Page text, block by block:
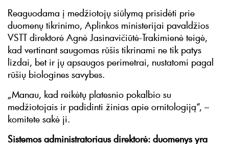
Reaguodama į medžiotojų siūlymą prisidėti prie
duomenų tikrinimo, Aplinkos ministerijai pavaldžios
VSTT direktorė Agnė Jasinavičiūtė-Trakimienė teigė,
kad vertinant saugomas rūšis tikrinami ne tik patys
lizdai, bet ir jų apsaugos perimetrai, nustatomi pagal
rūšių biologines savybes.
„Manau, kad reikėtų platesnio pokalbio su
medžiotojais ir padidinti žinias apie ornitologiją“, –
komitete sakė ji.
Sistemos administratoriaus direktorė: duomenys yra